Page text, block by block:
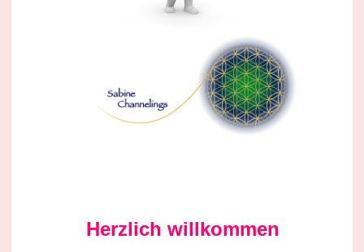
Herzlich willkommen